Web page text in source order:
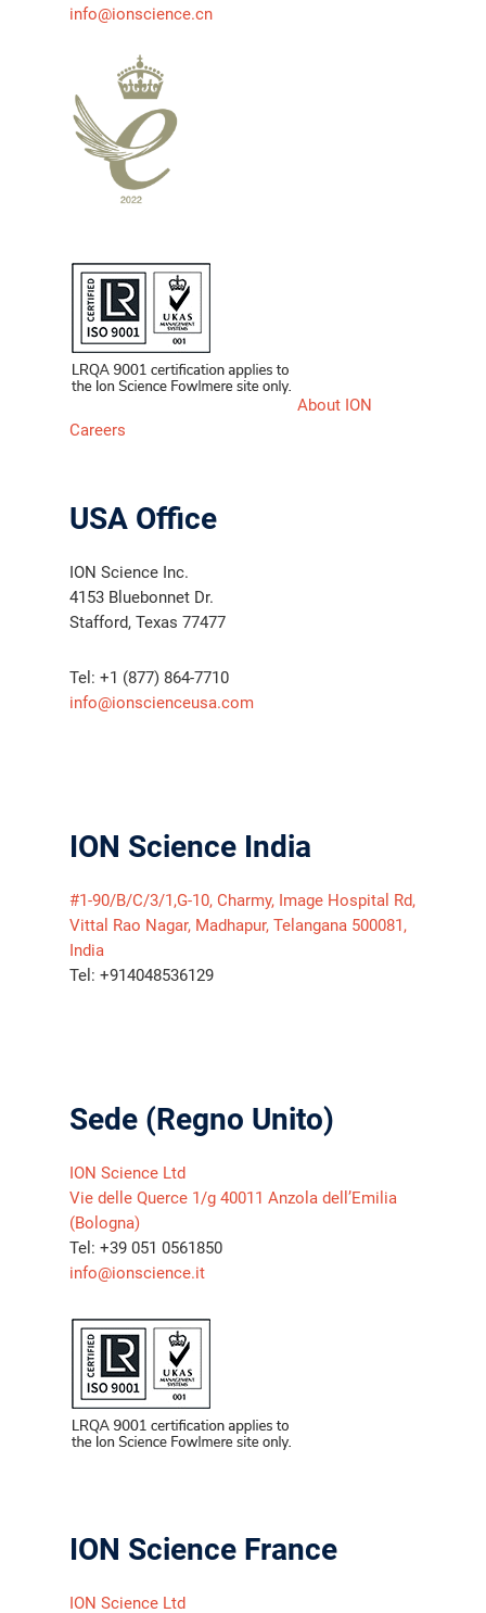
info@ionscience.cn
About ION
Careers
USA Office
ION Science Inc.
4153 Bluebonnet Dr.
Stafford, Texas 77477
Tel: +1 (877) 864-7710
info@ionscienceusa.com
ION Science India
#1-90/B/C/3/1,G-10, Charmy, Image Hospital Rd,
Vittal Rao Nagar, Madhapur, Telangana 500081,
India
Tel: +914048536129
Sede (Regno Unito)
ION Science Ltd
Vie delle Querce 1/g 40011 Anzola dell’Emilia
(Bologna)
Tel: +39 051 0561850
info@ionscience.it
ION Science France
ION Science Ltd